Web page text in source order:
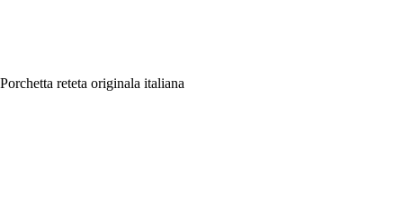
Porchetta reteta originala italiana